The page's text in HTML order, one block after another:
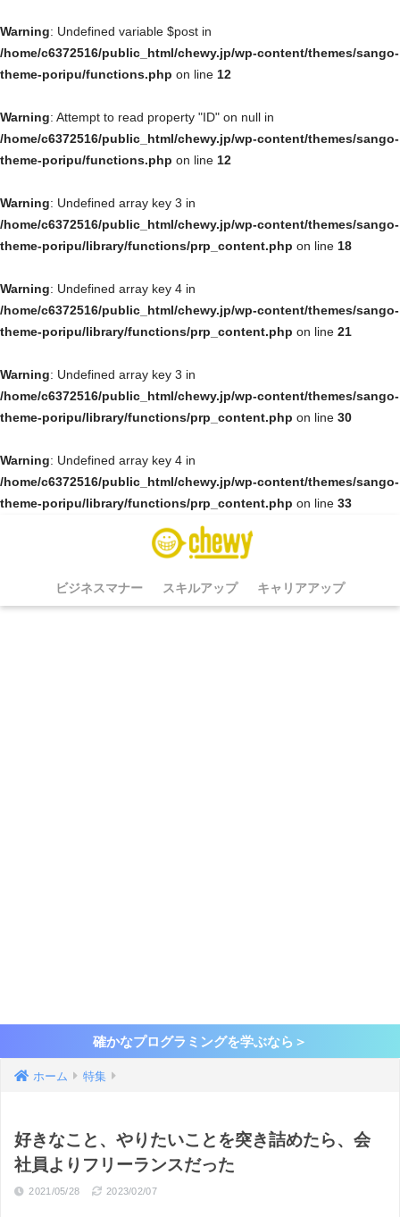
Warning: Undefined variable $post in
/home/c6372516/public_html/chewy.jp/wp-content/themes/sango-
theme-poripu/functions.php on line 12
Warning: Attempt to read property "ID" on null in
/home/c6372516/public_html/chewy.jp/wp-content/themes/sango-
theme-poripu/functions.php on line 12
Warning: Undefined array key 3 in
/home/c6372516/public_html/chewy.jp/wp-content/themes/sango-
theme-poripu/library/functions/prp_content.php on line 18
Warning: Undefined array key 4 in
/home/c6372516/public_html/chewy.jp/wp-content/themes/sango-
theme-poripu/library/functions/prp_content.php on line 21
Warning: Undefined array key 3 in
/home/c6372516/public_html/chewy.jp/wp-content/themes/sango-
theme-poripu/library/functions/prp_content.php on line 30
Warning: Undefined array key 4 in
/home/c6372516/public_html/chewy.jp/wp-content/themes/sango-
theme-poripu/library/functions/prp_content.php on line 33
ビジネスマナー スキルアップ キャリアアップ
確かなプログラミングを学ぶなら＞
ホーム 特集
好きなこと、やりたいことを突き詰めたら、会
社員よりフリーランスだった
2021/05/28 2023/02/07